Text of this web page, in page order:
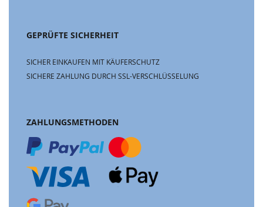
GEPRÜFTE SICHERHEIT
SICHER EINKAUFEN MIT KÄUFERSCHUTZ
SICHERE ZAHLUNG DURCH SSL-VERSCHLÜSSELUNG
ZAHLUNGSMETHODEN